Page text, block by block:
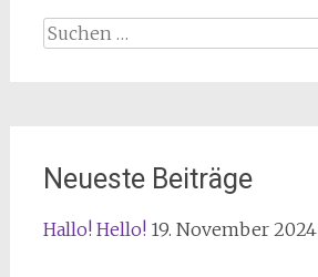
Suchen
Neueste Beiträge
Hallo! Hello! 19. November 2024